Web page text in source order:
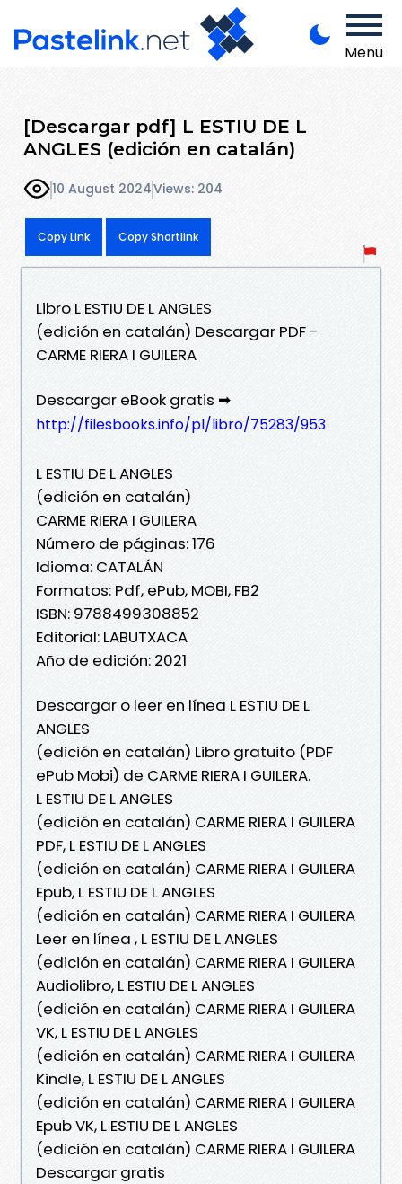
Menu
[Descargar pdf] L ESTIU DE L
ANGLES (edición en catalán)
10 August 2024Views: 204
Copy Link Copy Shortlink
Libro L ESTIU DE L ANGLES
(edición en catalán) Descargar PDF -
CARME RIERA I GUILERA
Descargar eBook gratis ➡
http://filesbooks.info/pl/libro/75283/953
L ESTIU DE L ANGLES
(edición en catalán)
CARME RIERA I GUILERA
Número de páginas: 176
Idioma: CATALÁN
Formatos: Pdf, ePub, MOBI, FB2
ISBN: 9788499308852
Editorial: LABUTXACA
Año de edición: 2021
Descargar o leer en línea L ESTIU DE L
ANGLES
(edición en catalán) Libro gratuito (PDF
ePub Mobi) de CARME RIERA I GUILERA.
L ESTIU DE L ANGLES
(edición en catalán) CARME RIERA I GUILERA
PDF, L ESTIU DE L ANGLES
(edición en catalán) CARME RIERA I GUILERA
Epub, L ESTIU DE L ANGLES
(edición en catalán) CARME RIERA I GUILERA
Leer en línea , L ESTIU DE L ANGLES
(edición en catalán) CARME RIERA I GUILERA
Audiolibro, L ESTIU DE L ANGLES
(edición en catalán) CARME RIERA I GUILERA
VK, L ESTIU DE L ANGLES
(edición en catalán) CARME RIERA I GUILERA
Kindle, L ESTIU DE L ANGLES
(edición en catalán) CARME RIERA I GUILERA
Epub VK, L ESTIU DE L ANGLES
(edición en catalán) CARME RIERA I GUILERA
Descargar gratis